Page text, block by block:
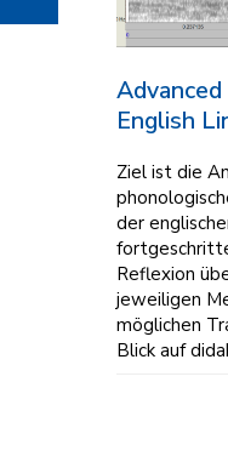
English
Ziel ist die
der
Reflexion
jeweiligen
möglichen
Blick auf